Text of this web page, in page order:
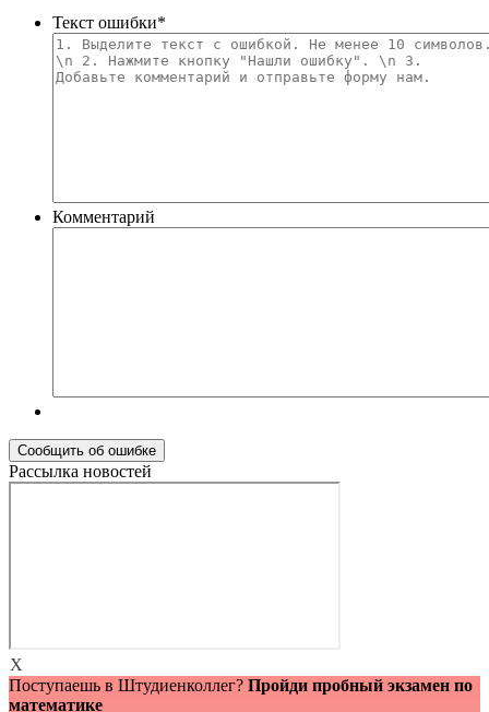
Текст ошибки*
Комментарий
Рассылка новостей
X
Поступаешь в Штудиенколлег? Пройди пробный экзамен по
математике